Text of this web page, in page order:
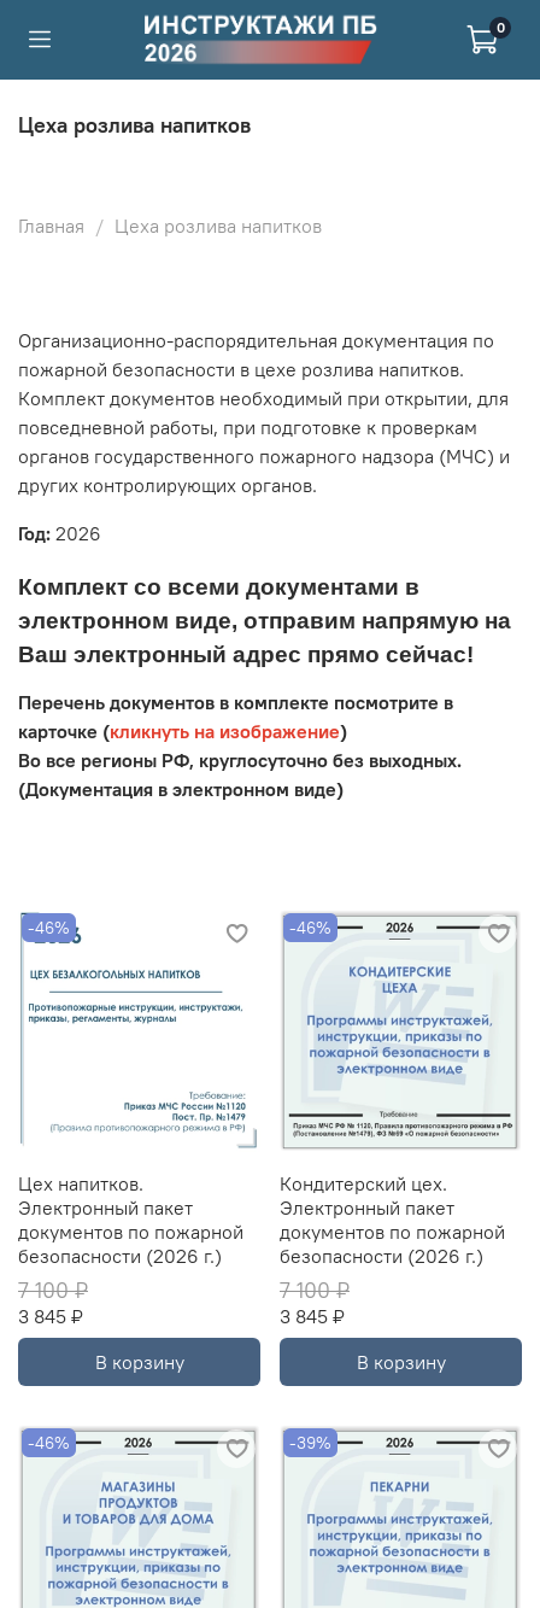
0
Цеха розлива напитков
Главная Цеха розлива напитков
Организационно-распорядительная документация по
пожарной безопасности в цехе розлива напитков.
Комплект документов необходимый при открытии, для
повседневной работы, при подготовке к проверкам
органов государственного пожарного надзора (МЧС) и
других контролирующих органов.
Год: 2026
Комплект со всеми документами в
электронном виде, отправим напрямую на
Ваш электронный адрес прямо сейчас!
Перечень документов в комплекте посмотрите в
карточке (кликнуть на изображение)
Во все регионы РФ, круглосуточно без выходных.
(Документация в электронном виде)
-46%
Цех напитков.
Электронный пакет
документов по пожарной
безопасности (2026 г.)
7 100 ₽
3 845 ₽
В корзину
-46%
Кондитерский цех.
Электронный пакет
документов по пожарной
безопасности (2026 г.)
7 100 ₽
3 845 ₽
В корзину
-46% -39%